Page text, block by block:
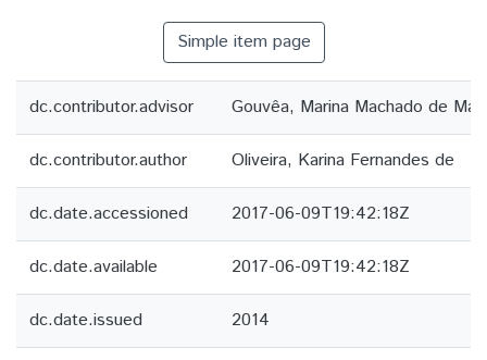
Simple item page
dc.contributor.advisor Gouvêa, Marina Machado de
dc.contributor.author Oliveira, Karina Fernandes de
dc.date.accessioned 2017-06-09T19:42:18Z
dc.date.available 2017-06-09T19:42:18Z
dc.date.issued 2014